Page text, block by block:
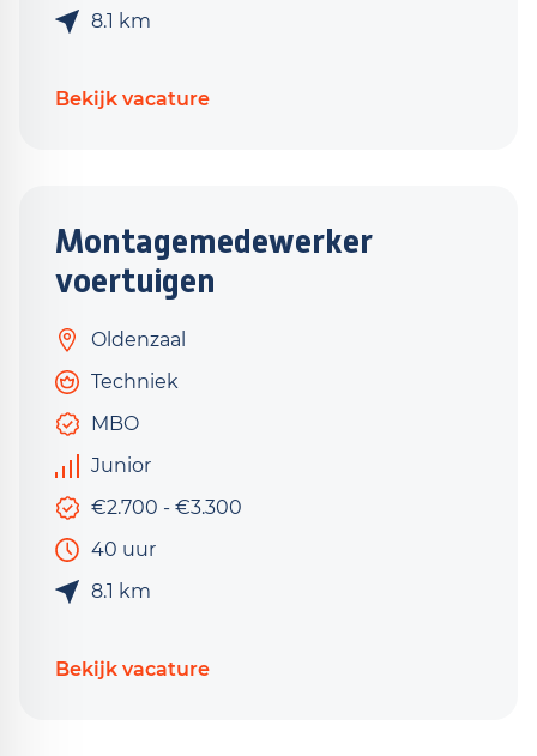
8.1 km
Bekijk vacature
Montagemedewerker
voertuigen
Oldenzaal
Techniek
MBO
Junior
€2.700 - €3.300
40 uur
8.1 km
Bekijk vacature